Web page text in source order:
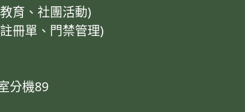
育、社團活動)
冊單、門禁管理)
分機89